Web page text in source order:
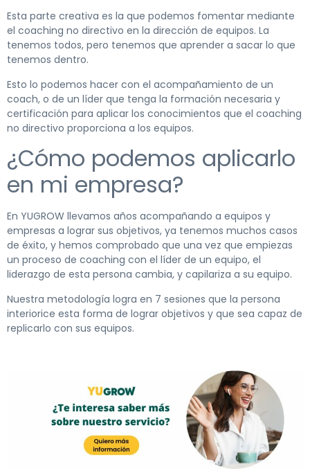
Esta parte creativa es la que podemos fomentar mediante
el coaching no directivo en la dirección de equipos. La
tenemos todos, pero tenemos que aprender a sacar lo que
tenemos dentro.
Esto lo podemos hacer con el acompañamiento de un
coach, o de un líder que tenga la formación necesaria y
certificación para aplicar los conocimientos que el coaching
no directivo proporciona a los equipos.
¿Cómo podemos aplicarlo
en mi empresa?
En YUGROW llevamos años acompañando a equipos y
empresas a lograr sus objetivos, ya tenemos muchos casos
de éxito, y hemos comprobado que una vez que empiezas
un proceso de coaching con el líder de un equipo, el
liderazgo de esta persona cambia, y capilariza a su equipo.
Nuestra metodología logra en 7 sesiones que la persona
interiorice esta forma de lograr objetivos y que sea capaz de
replicarlo con sus equipos.